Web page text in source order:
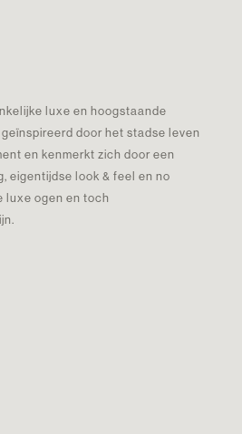
luxe en hoogstaande
door het stadse leven
en kenmerkt zich door een
eigentijdse look & feel en no
luxe ogen en toch